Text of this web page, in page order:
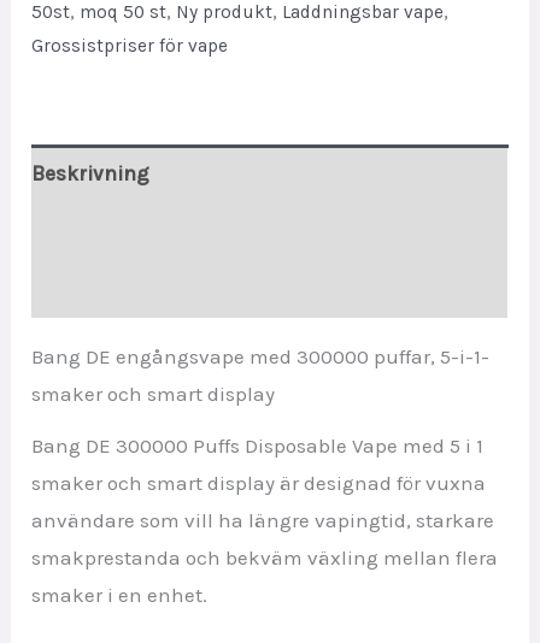
1
Display
quantity
50st, moq 50 st, Ny produkt, Laddningsbar vape,
Grossistpriser för vape
Beskrivning
Bang DE engångsvape med 300000 puffar, 5-i-1-
smaker och smart display
Bang DE 300000 Puffs Disposable Vape med 5 i 1
smaker och smart display är designad för vuxna
användare som vill ha längre vapingtid, starkare
smakprestanda och bekväm växling mellan flera
smaker i en enhet.